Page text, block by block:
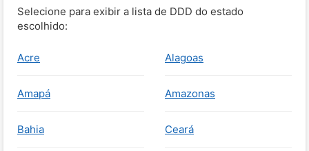
Selecione para exibir a lista de DDD do estado
escolhido:
Acre Alagoas
Amapá Amazonas
Bahia Ceará